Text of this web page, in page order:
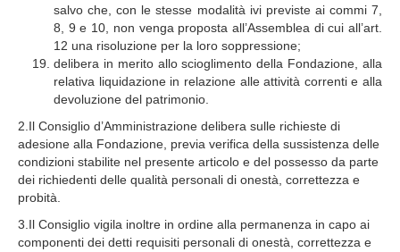
salvo che, con le stesse modalità ivi previste ai commi 7,
8, 9 e 10, non venga proposta all’Assemblea di cui all’art.
12 una risoluzione per la loro soppressione;
delibera in merito allo scioglimento della Fondazione, alla
relativa liquidazione in relazione alle attività correnti e alla
devoluzione del patrimonio.
2.Il Consiglio d’Amministrazione delibera sulle richieste di
adesione alla Fondazione, previa verifica della sussistenza delle
condizioni stabilite nel presente articolo e del possesso da parte
dei richiedenti delle qualità personali di onestà, correttezza e
probità.
3.Il Consiglio vigila inoltre in ordine alla permanenza in capo ai
componenti dei detti requisiti personali di onestà, correttezza e